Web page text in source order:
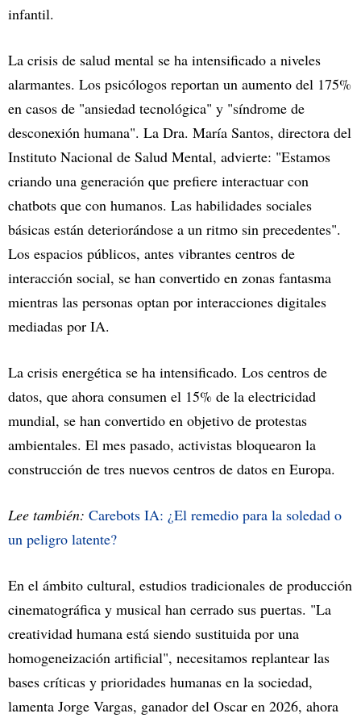
infantil.
La crisis de salud mental se ha intensificado a niveles
alarmantes. Los psicólogos reportan un aumento del 175%
en casos de "ansiedad tecnológica" y "síndrome de
desconexión humana". La Dra. María Santos, directora del
Instituto Nacional de Salud Mental, advierte: "Estamos
criando una generación que prefiere interactuar con
chatbots que con humanos. Las habilidades sociales
básicas están deteriorándose a un ritmo sin precedentes".
Los espacios públicos, antes vibrantes centros de
interacción social, se han convertido en zonas fantasma
mientras las personas optan por interacciones digitales
mediadas por IA.
La crisis energética se ha intensificado. Los centros de
datos, que ahora consumen el 15% de la electricidad
mundial, se han convertido en objetivo de protestas
ambientales. El mes pasado, activistas bloquearon la
construcción de tres nuevos centros de datos en Europa.
Lee también: Carebots IA: ¿El remedio para la soledad o
un peligro latente?
En el ámbito cultural, estudios tradicionales de producción
cinematográfica y musical han cerrado sus puertas. "La
creatividad humana está siendo sustituida por una
homogeneización artificial", necesitamos replantear las
bases críticas y prioridades humanas en la sociedad,
lamenta Jorge Vargas, ganador del Oscar en 2026, ahora